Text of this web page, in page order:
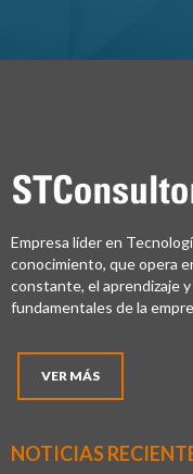
Empresa líder en
conocimiento, que opera
constante, el aprendizaje
fundamentales de la
VER MÁS
NOTICIAS